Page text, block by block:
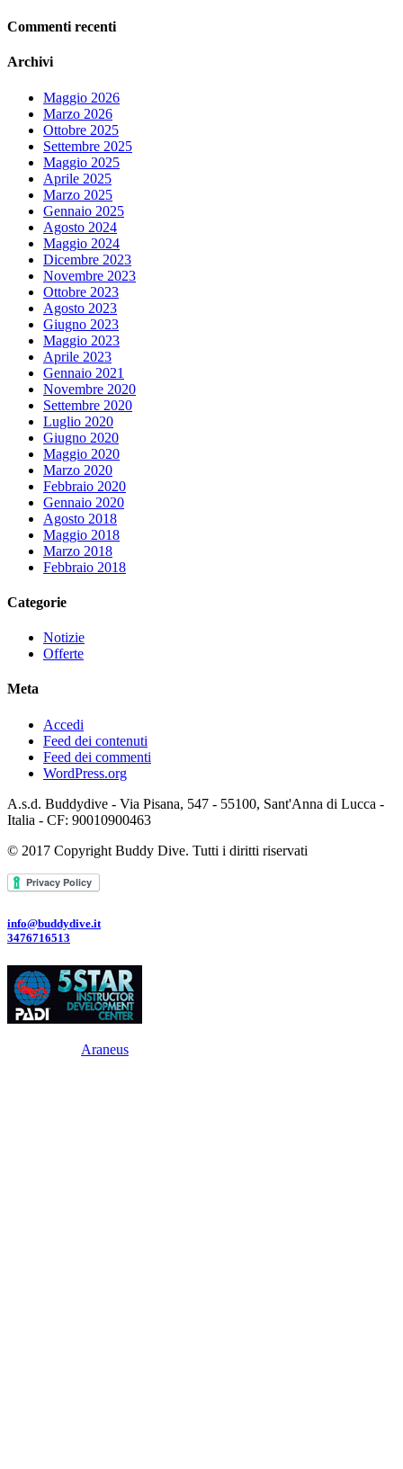
Commenti recenti
Archivi
Maggio 2026
Marzo 2026
Ottobre 2025
Settembre 2025
Maggio 2025
Aprile 2025
Marzo 2025
Gennaio 2025
Agosto 2024
Maggio 2024
Dicembre 2023
Novembre 2023
Ottobre 2023
Agosto 2023
Giugno 2023
Maggio 2023
Aprile 2023
Gennaio 2021
Novembre 2020
Settembre 2020
Luglio 2020
Giugno 2020
Maggio 2020
Marzo 2020
Febbraio 2020
Gennaio 2020
Agosto 2018
Maggio 2018
Marzo 2018
Febbraio 2018
Categorie
Notizie
Offerte
Meta
Accedi
Feed dei contenuti
Feed dei commenti
WordPress.org
A.s.d. Buddydive - Via Pisana, 547 - 55100, Sant'Anna di Lucca -
Italia - CF: 90010900463
© 2017 Copyright Buddy Dive. Tutti i diritti riservati
info@buddydive.it
3476716513
Araneus